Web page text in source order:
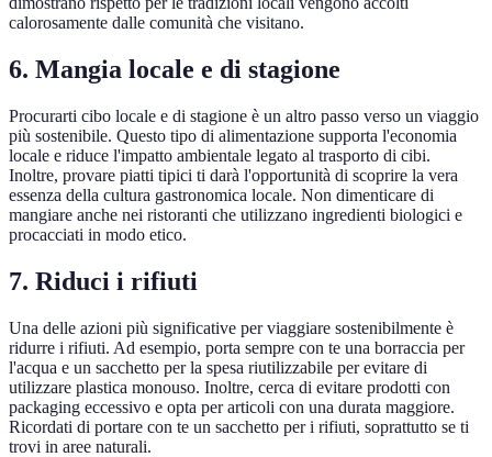
calorosamente dalle comunità che visitano.
6. Mangia locale e di stagione
Procurarti cibo locale e di stagione è un altro passo verso un viaggio
più sostenibile. Questo tipo di alimentazione supporta l'economia
locale e riduce l'impatto ambientale legato al trasporto di cibi.
Inoltre, provare piatti tipici ti darà l'opportunità di scoprire la vera
essenza della cultura gastronomica locale. Non dimenticare di
mangiare anche nei ristoranti che utilizzano ingredienti biologici e
procacciati in modo etico.
7. Riduci i rifiuti
Una delle azioni più significative per viaggiare sostenibilmente è
ridurre i rifiuti. Ad esempio, porta sempre con te una borraccia per
l'acqua e un sacchetto per la spesa riutilizzabile per evitare di
utilizzare plastica monouso. Inoltre, cerca di evitare prodotti con
packaging eccessivo e opta per articoli con una durata maggiore.
Ricordati di portare con te un sacchetto per i rifiuti, soprattutto se ti
trovi in aree naturali.